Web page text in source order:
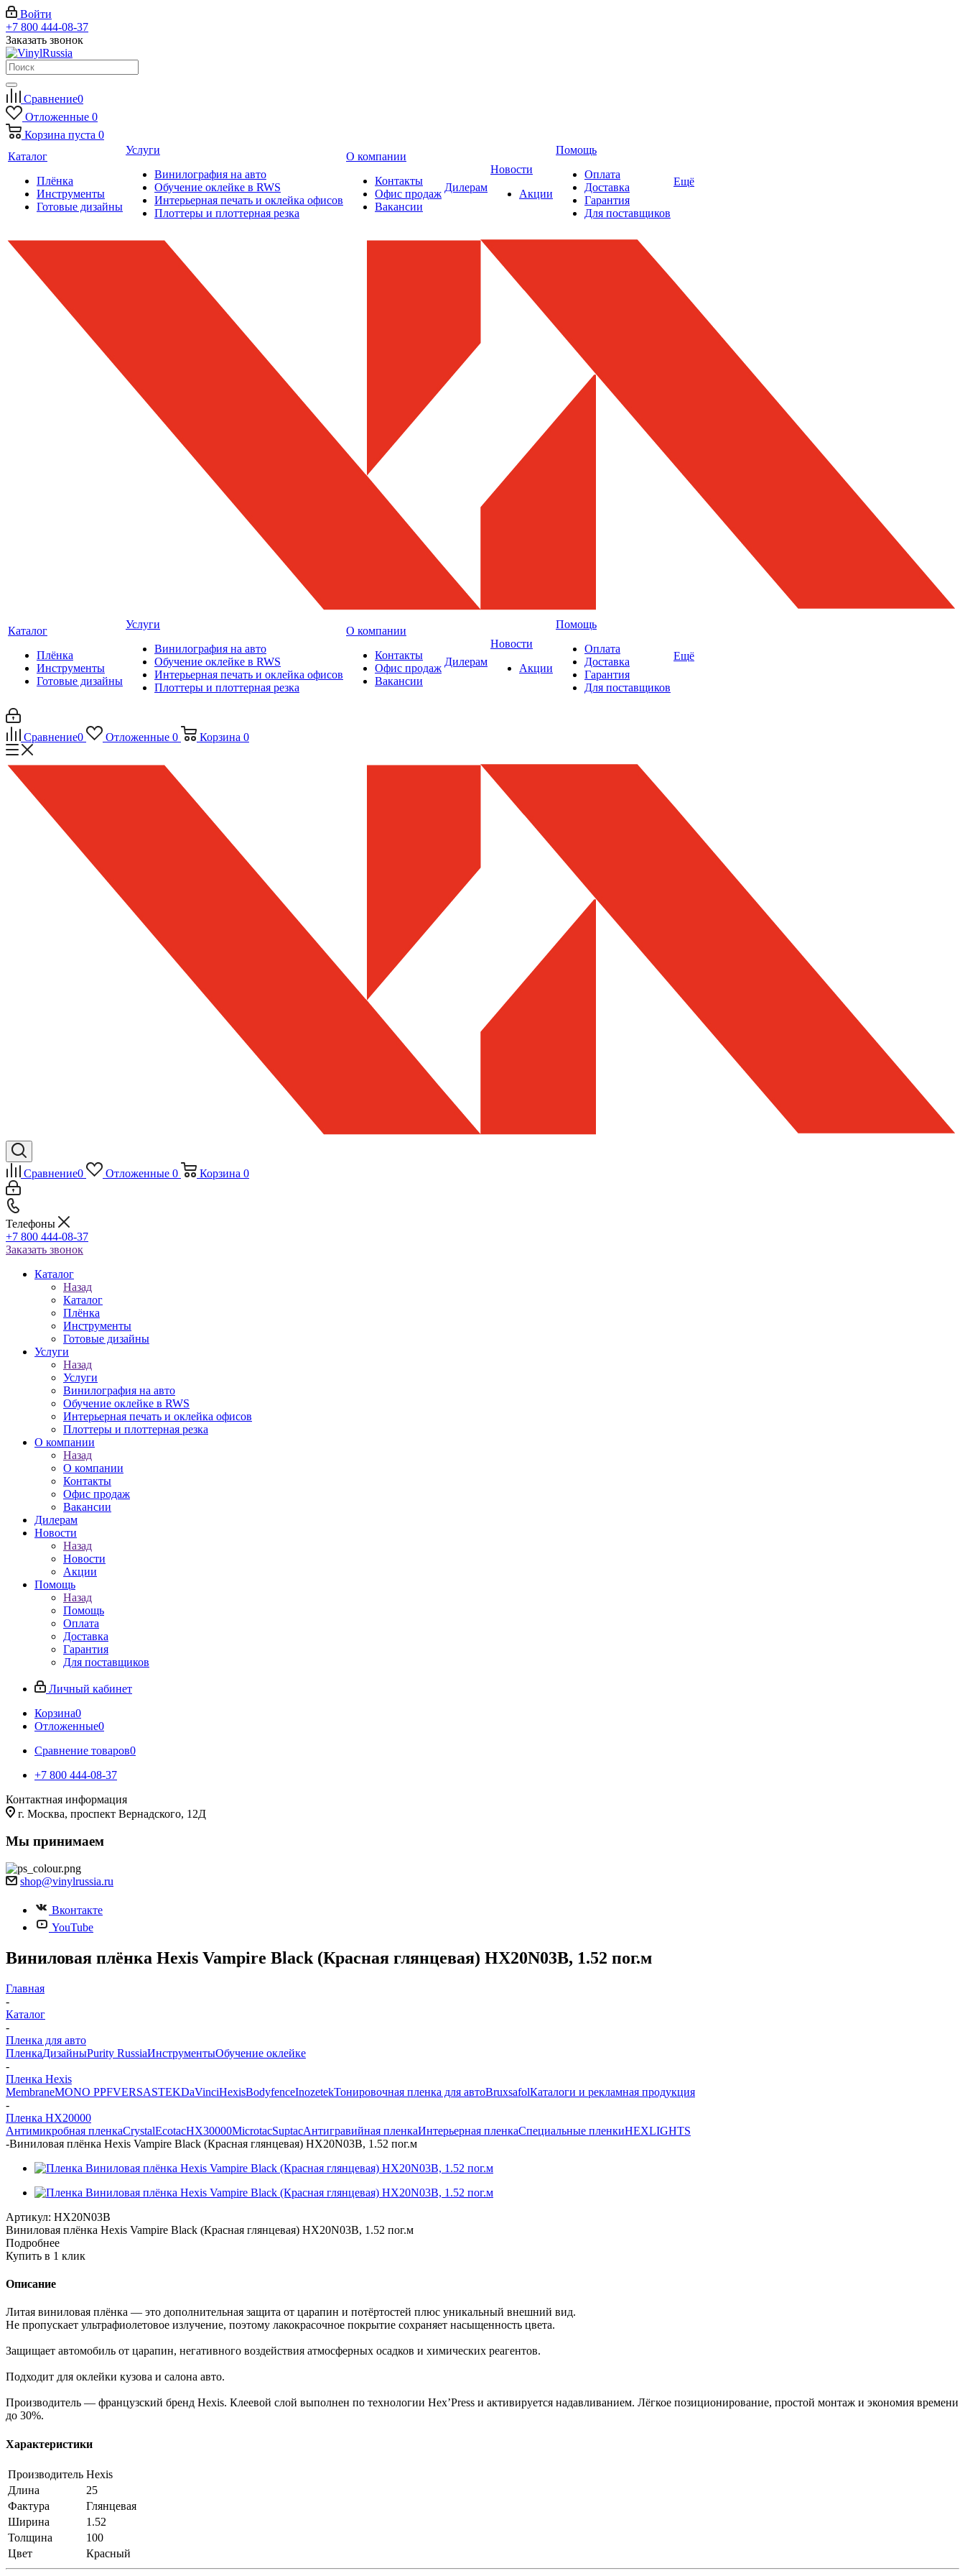
Войти
+7 800 444-08-37
Заказать звонок
Сравнение0
Отложенные 0
Корзина пуста 0
Каталог
Плёнка
Инструменты
Готовые дизайны
Услуги
Винилография на авто
Обучение оклейке в RWS
Интерьерная печать и оклейка офисов
Плоттеры и плоттерная резка
О компании
Контакты
Офис продаж
Вакансии
Дилерам
Новости
Акции
Помощь
Оплата
Доставка
Гарантия
Для поставщиков
Ещё
Каталог
Плёнка
Инструменты
Готовые дизайны
Услуги
Винилография на авто
Обучение оклейке в RWS
Интерьерная печать и оклейка офисов
Плоттеры и плоттерная резка
О компании
Контакты
Офис продаж
Вакансии
Дилерам
Новости
Акции
Помощь
Оплата
Доставка
Гарантия
Для поставщиков
Ещё
Сравнение0 Отложенные 0 Корзина 0
Сравнение0 Отложенные 0 Корзина 0
Телефоны
+7 800 444-08-37
Заказать звонок
Каталог
Назад
Каталог
Плёнка
Инструменты
Готовые дизайны
Услуги
Назад
Услуги
Винилография на авто
Обучение оклейке в RWS
Интерьерная печать и оклейка офисов
Плоттеры и плоттерная резка
О компании
Назад
О компании
Контакты
Офис продаж
Вакансии
Дилерам
Новости
Назад
Новости
Акции
Помощь
Назад
Помощь
Оплата
Доставка
Гарантия
Для поставщиков
Личный кабинет
Корзина0
Отложенные0
Сравнение товаров0
+7 800 444-08-37
Контактная информация
г. Москва, проспект Вернадского, 12Д
Мы принимаем
shop@vinylrussia.ru
Вконтакте
YouTube
Виниловая плёнка Hexis Vampire Black (Красная глянцевая) HX20N03B, 1.52 пог.м
Главная
-
Каталог
-
Пленка для авто
ПленкаДизайныPurity RussiaИнструментыОбучение оклейке
-
Пленка Hexis
MembraneMONO PPFVERSASTEKDaVinciHexisBodyfenceInozetekТонировочная пленка для автоBruxsafolКаталоги и рекламная продукция
-
Пленка HX20000
Антимикробная пленкаCrystalEcotacHX30000MicrotacSuptacАнтигравийная пленкаИнтерьерная пленкаСпециальные пленкиHEXLIGHTS
-Виниловая плёнка Hexis Vampire Black (Красная глянцевая) HX20N03B, 1.52 пог.м
Артикул: HX20N03B
Виниловая плёнка Hexis Vampire Black (Красная глянцевая) HX20N03B, 1.52 пог.м
Подробнее
Купить в 1 клик
Описание
Литая виниловая плёнка — это дополнительная защита от царапин и потёртостей плюс уникальный внешний вид.
Не пропускает ультрафиолетовое излучение, поэтому лакокрасочное покрытие сохраняет насыщенность цвета.
Защищает автомобиль от царапин, негативного воздействия атмосферных осадков и химических реагентов.
Подходит для оклейки кузова и салона авто.
Производитель — французский бренд Hexis. Клеевой слой выполнен по технологии Hex’Press и активируется надавливанием. Лёгкое позиционирование, простой монтаж и экономия времени
до 30%.
Характеристики
Производитель Hexis
Длина
25
Фактура
Глянцевая
Ширина
1.52
Толщина
100
Цвет
Красный